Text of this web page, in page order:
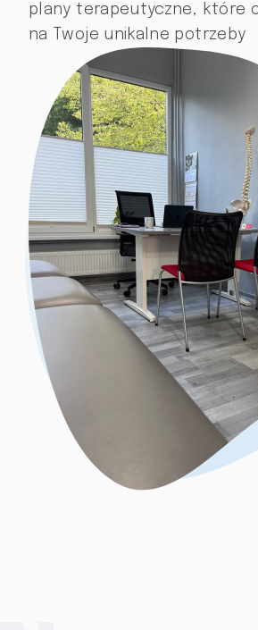
plany terapeutyczne, które
na Twoje unikalne potrzeby